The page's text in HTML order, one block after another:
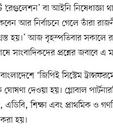
‘রেগুলেশন’ বা আইনি নিষেধাজ্ঞা
আর নির্বাচনে গেলে তাঁরা
হয়।’ আজ বৃহস্পতিবার
সাংবাদিকদের প্রশ্নের জবাবে এ
‘জিপিই সিস্টেম
ঘোষণা দেওয়া হয়। গ্লোবাল
শিক্ষা এবং প্রাথমিক ও
হয়।